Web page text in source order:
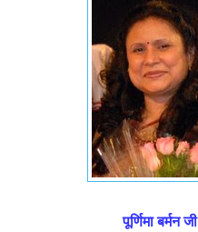
पूर्णिमा बर्मनजी